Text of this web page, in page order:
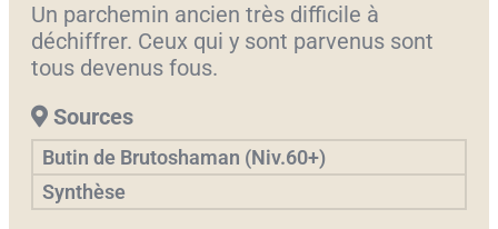
Un parchemin ancien très difficile à
déchiffrer. Ceux qui y sont parvenus sont
tous devenus fous.
Sources
Butin de Brutoshaman (Niv.60+)
Synthèse